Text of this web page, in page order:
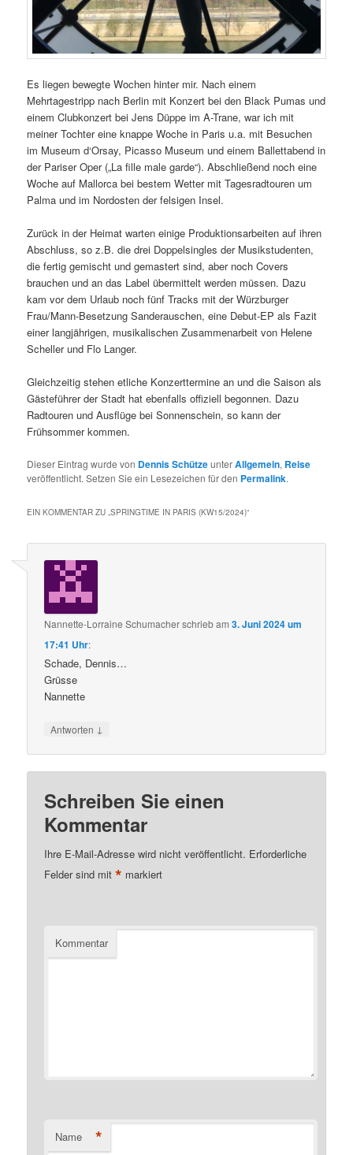
Es liegen bewegte Wochen hinter mir. Nach einem
Mehrtagestripp nach Berlin mit Konzert bei den Black Pumas und
einem Clubkonzert bei Jens Düppe im A-Trane, war ich mit
meiner Tochter eine knappe Woche in Paris u.a. mit Besuchen
im Museum d‘Orsay, Picasso Museum und einem Ballettabend in
der Pariser Oper („La fille male garde“). Abschließend noch eine
Woche auf Mallorca bei bestem Wetter mit Tagesradtouren um
Palma und im Nordosten der felsigen Insel.
Zurück in der Heimat warten einige Produktionsarbeiten auf ihren
Abschluss, so z.B. die drei Doppelsingles der Musikstudenten,
die fertig gemischt und gemastert sind, aber noch Covers
brauchen und an das Label übermittelt werden müssen. Dazu
kam vor dem Urlaub noch fünf Tracks mit der Würzburger
Frau/Mann-Besetzung Sanderauschen, eine Debut-EP als Fazit
einer langjährigen, musikalischen Zusammenarbeit von Helene
Scheller und Flo Langer.
Gleichzeitig stehen etliche Konzerttermine an und die Saison als
Gästeführer der Stadt hat ebenfalls offiziell begonnen. Dazu
Radtouren und Ausflüge bei Sonnenschein, so kann der
Frühsommer kommen.
Dieser Eintrag wurde von Dennis SchützeunterAllgemein, Reise
veröffentlicht. Setzen Sie ein Lesezeichen für den Permalink.
EIN KOMMENTAR ZU „SPRINGTIME IN PARIS (KW15/2024)“
Nannette-Lorraine Schumacherschriebam3. Juni 2024 um
17:41 Uhr:
Schade, Dennis…
Grüsse
Nannette
Antworten ↓
Schreiben Sie einen
Kommentar
Ihre E-Mail-Adresse wird nicht veröffentlicht. Erforderliche
Felder sind mit* markiert
Kommentar
Name *